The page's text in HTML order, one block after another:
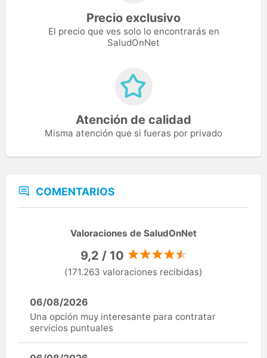
Precio exclusivo
El precio que ves solo lo encontrarás en
SaludOnNet
Atención de calidad
Misma atención que si fueras por privado
COMENTARIOS
Valoraciones de SaludOnNet
9,2 / 10
(171.263 valoraciones recibidas)
06/08/2026
Una opción muy interesante para contratar
servicios puntuales